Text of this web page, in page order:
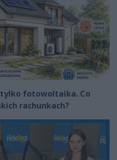
fotowoltaika. Co
rachunkach?